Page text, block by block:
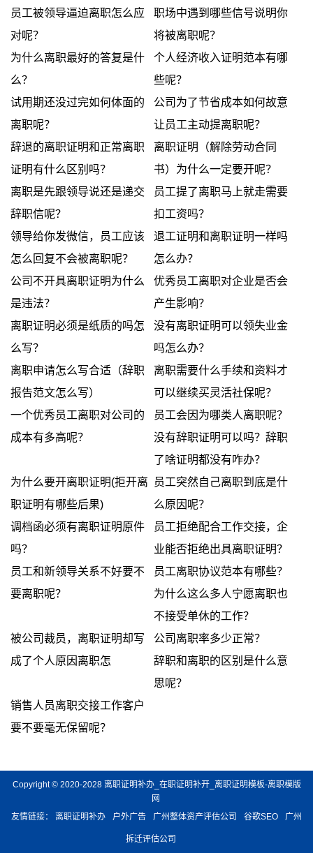
员工被领导逼迫离职怎么应
对呢？
职场中遇到哪些信号说明你
将被离职呢？
为什么离职最好的答复是什
么？
个人经济收入证明范本有哪
些呢？
试用期还没过完如何体面的
离职呢？
公司为了节省成本如何故意
让员工主动提离职呢？
辞退的离职证明和正常离职
证明有什么区别吗？
离职证明（解除劳动合同
书）为什么一定要开呢？
离职是先跟领导说还是递交
辞职信呢？
员工提了离职马上就走需要
扣工资吗？
领导给你发微信，员工应该
怎么回复不会被离职呢？
退工证明和离职证明一样吗
怎么办？
公司不开具离职证明为什么
是违法？
优秀员工离职对企业是否会
产生影响？
离职证明必须是纸质的吗怎
么写？
没有离职证明可以领失业金
吗怎么办？
离职申请怎么写合适（辞职
报告范文怎么写）
离职需要什么手续和资料才
可以继续买灵活社保呢？
一个优秀员工离职对公司的
成本有多高呢？
员工会因为哪类人离职呢？
没有辞职证明可以吗？辞职
了啥证明都没有咋办？
为什么要开离职证明(拒开离
职证明有哪些后果)
员工突然自己离职到底是什
么原因呢？
调档函必须有离职证明原件
吗？
员工拒绝配合工作交接，企
业能否拒绝出具离职证明？
员工和新领导关系不好要不
要离职呢？
员工离职协议范本有哪些？
为什么这么多人宁愿离职也
不接受单休的工作？
被公司裁员，离职证明却写
成了个人原因离职怎
公司离职率多少正常？
辞职和离职的区别是什么意
思呢？
销售人员离职交接工作客户
要不要毫无保留呢？
Copyright © 2020-2028 离职证明补办_在职证明补开_离职证明模板-离职模版
网
友情链接： 离职证明补办 户外广告 广州整体资产评估公司 谷歌SEO 广州
拆迁评估公司